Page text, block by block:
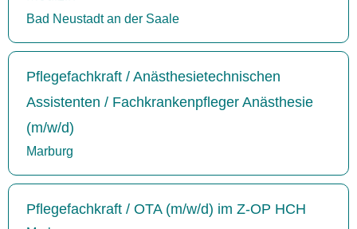
Bad Neustadt an der Saale
Pflegefachkraft / Anästhesietechnischen
Assistenten / Fachkrankenpfleger Anästhesie
(m/w/d)
Marburg
Pflegefachkraft / OTA (m/w/d) im Z-OP HCH